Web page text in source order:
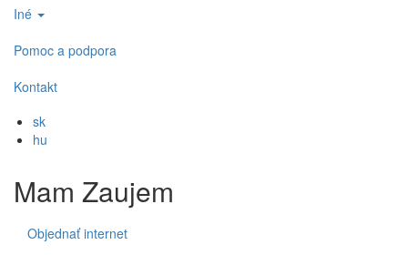
Iné
Pomoc a podpora
Kontakt
sk
hu
Mam Zaujem
Objednať internet